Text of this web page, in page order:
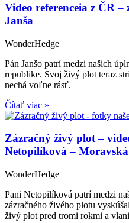
Video referenceia z ČR
Janša
WonderHedge
Pán Janšo patrí medzi našich
republike. Svoj živý plot teraz
nechá voľne rásť.
Čítať viac »
Zázračný živý plot –
Netopilíková –
WonderHedge
Pani Netopilíková patrí medzi
zázračného živého plotu
živý plot pred tromi rokmi a vlani